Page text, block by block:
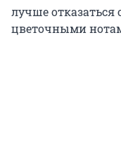
лучше отказаться
цветочными